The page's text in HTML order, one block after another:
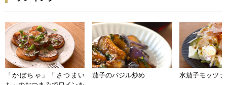
「かぼちゃ」「さつまい
茄子のバジル炒め 水茄子モッツァ